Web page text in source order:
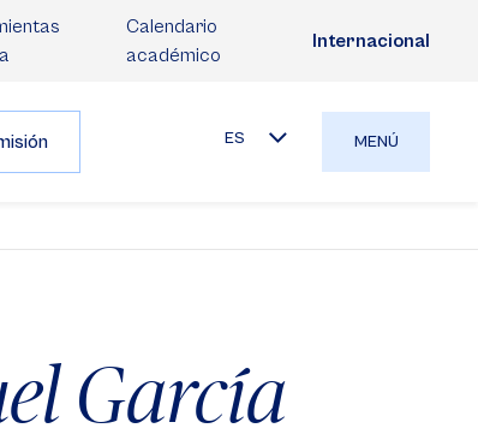
Calendario
académico
Internacional
ES MENÚ
García